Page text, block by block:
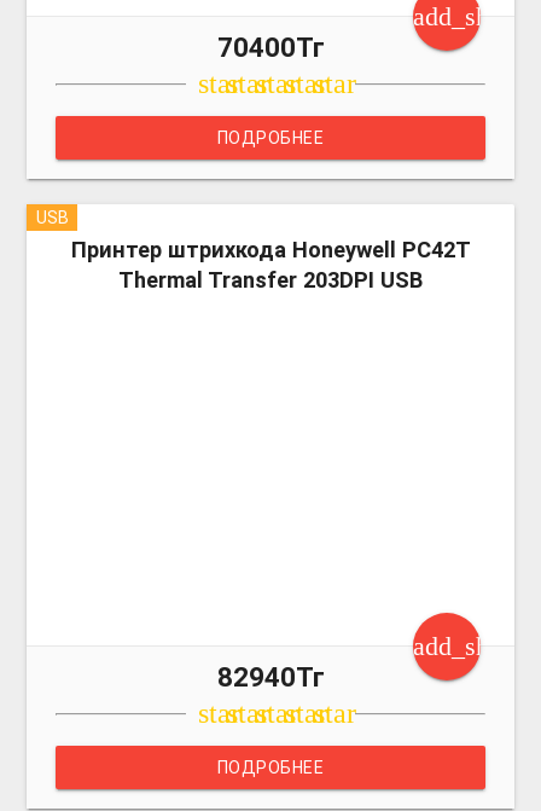
70400Тг
starstarstarstarstar
ПОДРОБНЕЕ
USB
Принтер штрихкода Honeywell PC42T
Thermal Transfer 203DPI USB
82940Тг
starstarstarstarstar
ПОДРОБНЕЕ